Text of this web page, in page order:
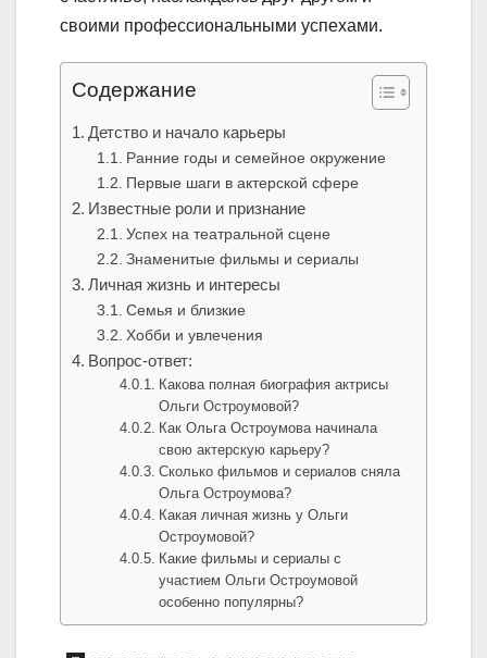
своими профессиональными успехами.
Содержание
Детство и начало карьеры
Ранние годы и семейное окружение
Первые шаги в актерской сфере
Известные роли и признание
Успех на театральной сцене
Знаменитые фильмы и сериалы
Личная жизнь и интересы
Семья и близкие
Хобби и увлечения
Вопрос-ответ:
Какова полная биография актрисы
Ольги Остроумовой?
Как Ольга Остроумова начинала
свою актерскую карьеру?
Сколько фильмов и сериалов сняла
Ольга Остроумова?
Какая личная жизнь у Ольги
Остроумовой?
Какие фильмы и сериалы с
участием Ольги Остроумовой
особенно популярны?